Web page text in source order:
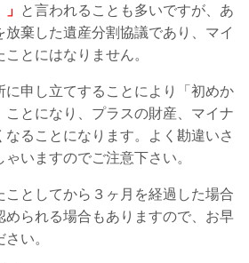
と言われることも多いですが、あ
放棄した遺産分割協議であり、マイ
とにはなりません。
に申し立てすることにより「初めか
ことになり、プラスの財産、マイナ
なることになります。よく勘違いさ
いますのでご注意下さい。
ことしてから３ヶ月を経過した場合
められる場合もありますので、お早
い。